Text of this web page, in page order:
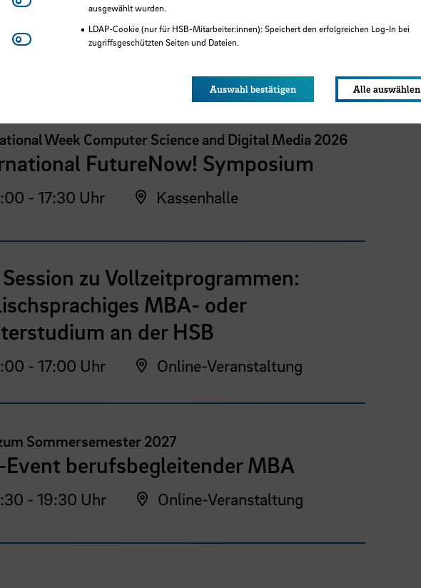
HSB
Week Computer Science and Digital Media 2026
FutureNow! Symposium
- 17:30 Uhr Kassenhalle
zu Vollzeitprogrammen:
MBA- oder
an der HSB
- 17:00 Uhr Online-Veranstaltung
Sommersemester 2027
berufsbegleitender MBA
- 19:30 Uhr Online-Veranstaltung
ausgewählt wurden.
LDAP-Cookie (nur für HSB-Mitarbeiter:innen): Speichert den erfolgreichen Log-In bei
zugriffsgeschützten Seiten und Dateien.
Youtube
Auswahl bestätigen Alle auswählen